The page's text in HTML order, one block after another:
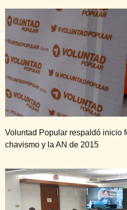
Voluntad Popular respaldó inicio
chavismo y la AN de 2015